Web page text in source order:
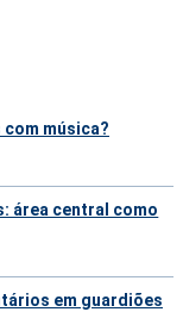
música?
área central como
em guardiões